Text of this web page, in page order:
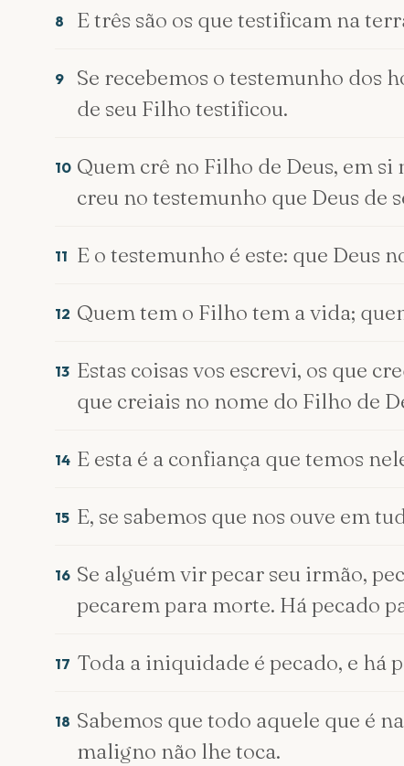
8 E três são os que testificam na
9
Se recebemos o testemunho dos
de seu Filho testificou.
10 Quem crê no Filho de Deus, em
creu no testemunho que Deus de
11 E o testemunho é este: que Deus
12 Quem tem o Filho tem a vida;
13 Estas coisas vos escrevi, os que
que creiais no nome do Filho de
14 E esta é a confiança que temos
15 E, se sabemos que nos ouve em
16 Se alguém vir pecar seu irmão,
pecarem para morte. Há pecado
17 Toda a iniquidade é pecado, e há
18 Sabemos que todo aquele que é
maligno não lhe toca.